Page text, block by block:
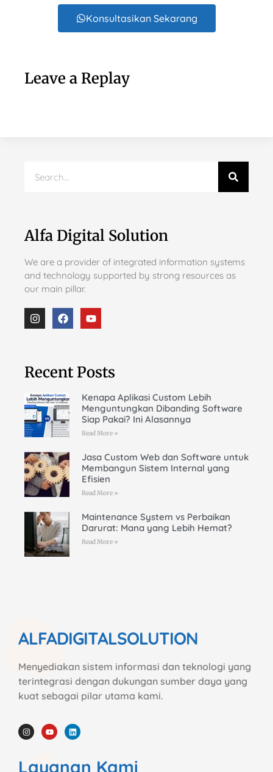
Konsultasikan Sekarang
Leave a Replay
Alfa Digital Solution
We are a provider of integrated information systems
and technology supported by strong resources as
our main pillar.
Recent Posts
Kenapa Aplikasi Custom Lebih
Menguntungkan Dibanding Software
Siap Pakai? Ini Alasannya
Read More »
Jasa Custom Web dan Software untuk
Membangun Sistem Internal yang
Efisien
Read More »
Maintenance System vs Perbaikan
Darurat: Mana yang Lebih Hemat?
Read More »
ALFADIGITALSOLUTION
Menyediakan sistem informasi dan teknologi yang
terintegrasi dengan dukungan sumber daya yang
kuat sebagai pilar utama kami.
Layanan Kami